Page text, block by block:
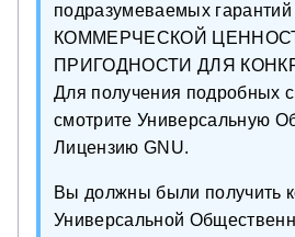
подразумеваемых гарантий
КОММЕРЧЕСКОЙ
ПРИГОДНОСТИ ДЛЯ
Для получения подробных
смотрите Универсальную
Лицензию GNU.
Вы должны были получить
Универсальной